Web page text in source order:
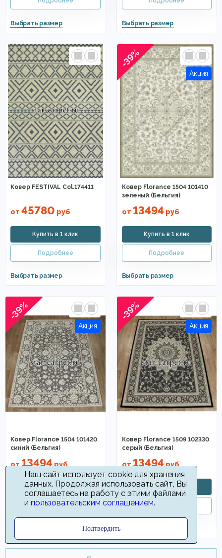
Ковер FESTIVAL Col.174411
от 45780 руб
-39%
Ковер Florance 1504 101410
зеленый (Бельгия)
от 13494руб
-39%
Ковер Florance 1504 101420
синий (Бельгия)
от13494руб
-39%
Ковер Florance 1509 102330
серый (Бельгия)
от13494руб
Наш сайт использует cookie для хранения
данных. Продолжая использовать сайт, Вы
соглашаетесь на работу с этими файлами
и пользовательским соглашением.
Подтвердить